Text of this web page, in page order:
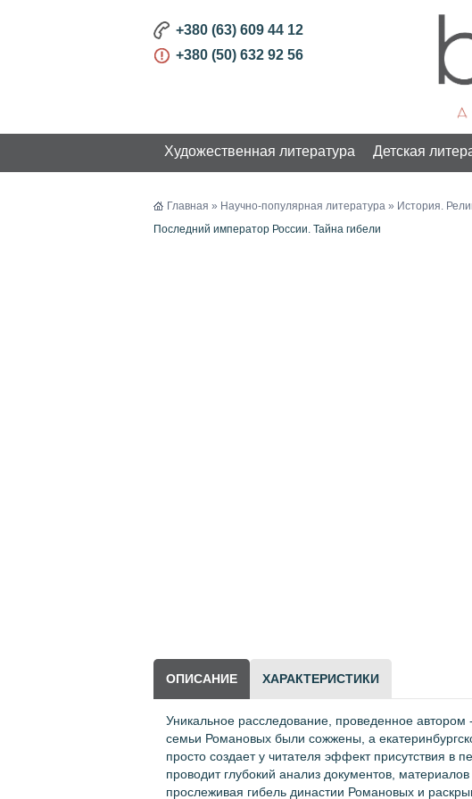
+380 (63) 609 44 12
+380 (50) 632 92 56
Художественная литература Детская
КАТАЛОГ
Главная » Научно-популярная литература » История.
Последний император России. Тайна гибели
ОПИСАНИЕ ХАРАКТЕРИСТИКИ
Уникальное расследование, проведенное
семьи Романовых были сожжены, а
просто создает у читателя эффект присутствия в
проводит глубокий анализ документов,
прослеживая гибель династии Романовых и